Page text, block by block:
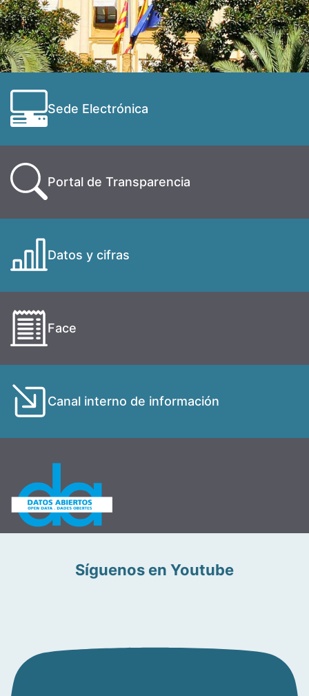
Sede Electrónica
Portal de Transparencia
Datos y cifras
Face
Canal interno de información
Síguenos en Youtube